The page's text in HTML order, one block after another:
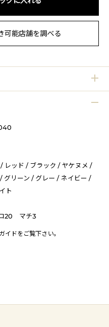
可能店舗を調べる
レッド / ブラック / ヤケヌメ /
グリーン / グレー / ネイビー /
ト
20 マチ3
イドをご覧下さい。